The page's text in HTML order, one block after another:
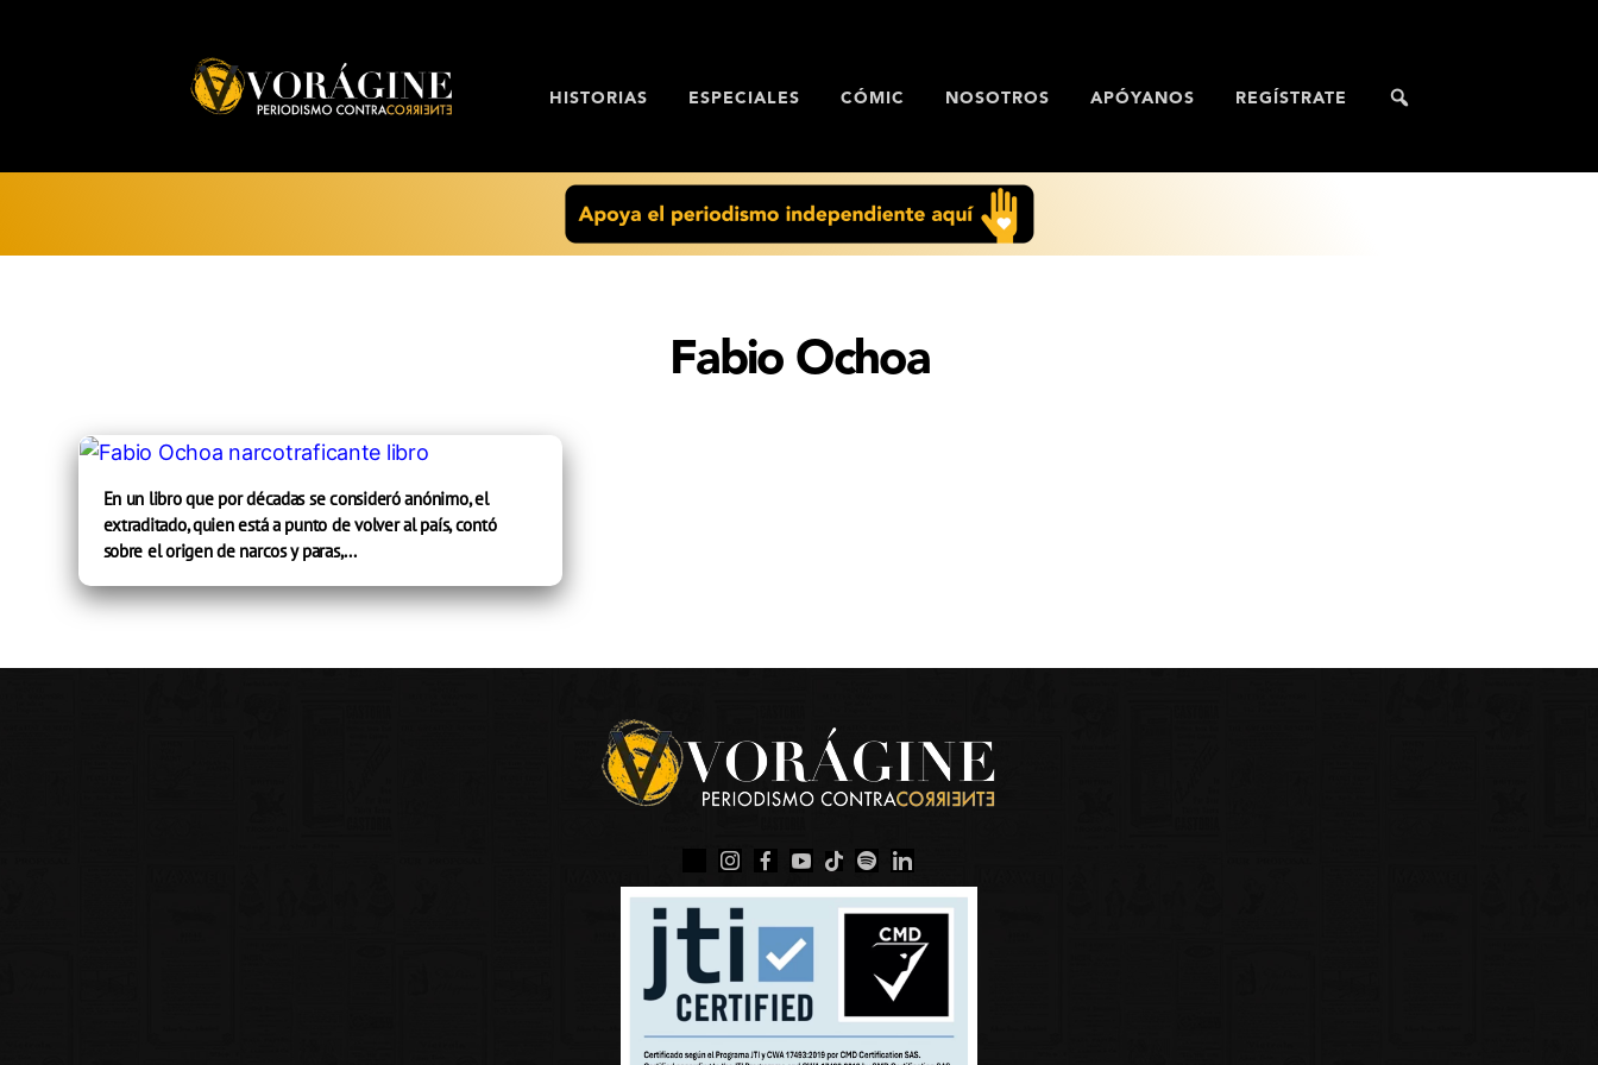
HISTORIAS ESPECIALES CÓMIC NOSOTROS APÓYANOS REGÍSTRATE
Fabio Ochoa
En un libro que por décadas se consideró anónimo, el
extraditado, quien está a punto de volver al país, contó
sobre el origen de narcos y paras,...